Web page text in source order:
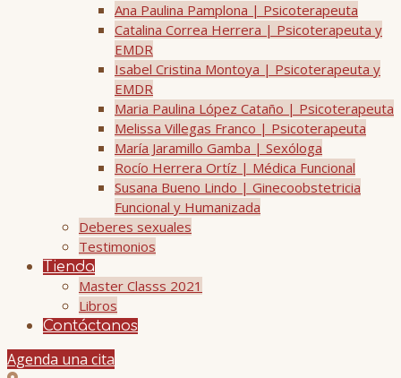
Ana Paulina Pamplona | Psicoterapeuta
Catalina Correa Herrera | Psicoterapeuta y
EMDR
Isabel Cristina Montoya | Psicoterapeuta y
EMDR
Maria Paulina López Cataño | Psicoterapeuta
Melissa Villegas Franco | Psicoterapeuta
María Jaramillo Gamba | Sexóloga
Rocío Herrera Ortíz | Médica Funcional
Susana Bueno Lindo | Ginecoobstetricia
Funcional y Humanizada
Deberes sexuales
Testimonios
Tienda
Master Classs 2021
Libros
Contáctanos
Agenda una cita